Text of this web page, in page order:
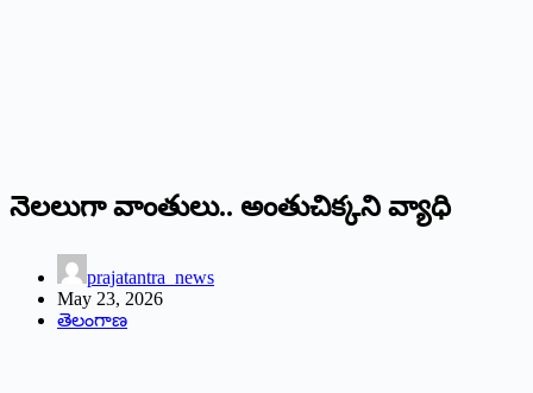
నెలలుగా వాంతులు.. అంతుచిక్క‌ని వ్యాధి
prajatantra_news
May 23, 2026
తెలంగాణ